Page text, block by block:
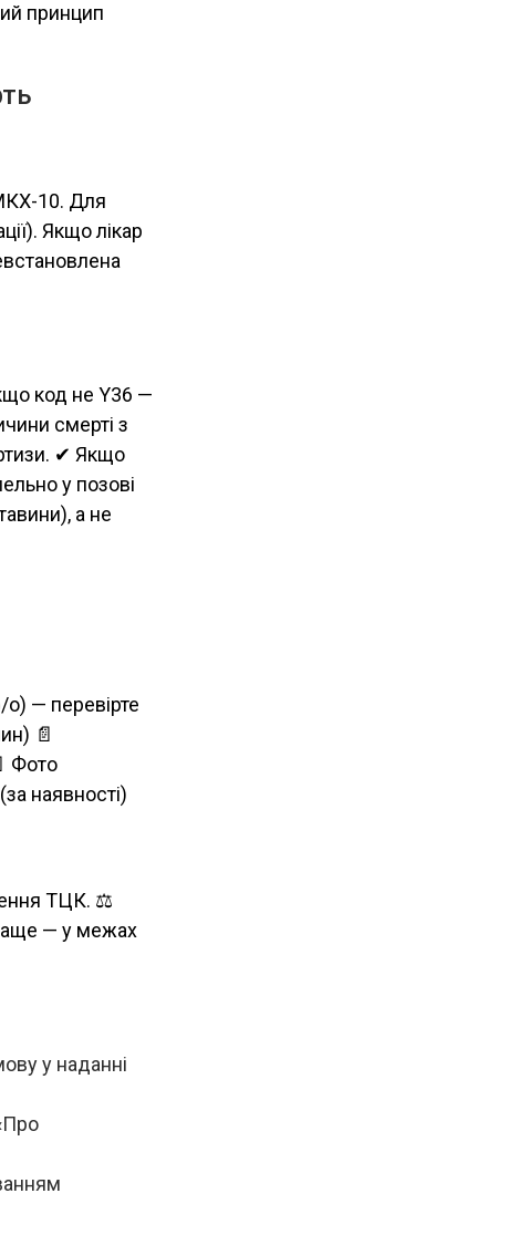
принцип
10. Для
Якщо лікар
код не Y36 —
смерті з
✔ Якщо
у позові
а не
— перевірте
📄
Фото
наявності)
ТЦК. ⚖
— у межах
у наданні